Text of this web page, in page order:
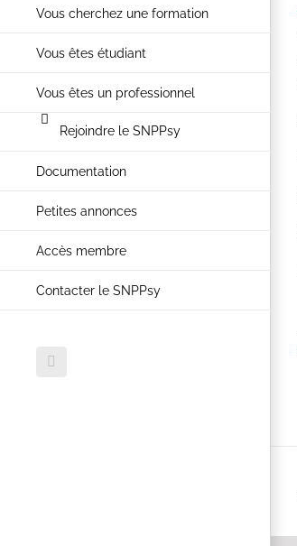
Vous cherchez une formation
Vous êtes étudiant
Vous êtes un professionnel
Rejoindre le SNPPsy
Documentation
Petites annonces
Accès membre
Contacter le SNPPsy
Facebook